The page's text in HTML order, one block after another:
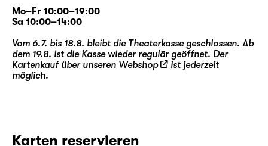
Mo–Fr 10:00–19:00
Sa 10:00–14:00
Vom 6.7. bis 18.8. bleibt die Theaterkasse geschlossen. Ab
dem 19.8. ist die Kasse wieder regulär geöffnet. Der
Kartenkauf über unseren Webshop
ist jederzeit
möglich.
Karten reservieren